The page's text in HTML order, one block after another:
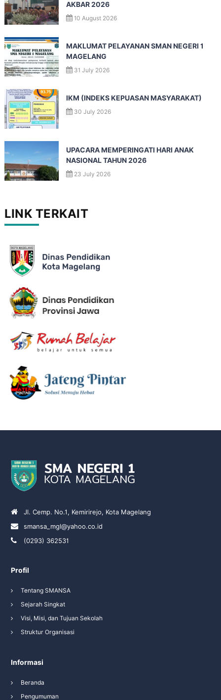
AKBAR 2026
10 August 2026
MAKLUMAT PELAYANAN SMAN NEGERI 1
MAGELANG
31 July 2026
IKM (INDEKS KEPUASAN MASYARAKAT)
30 July 2026
UPACARA MEMPERINGATI HARI ANAK
NASIONAL TAHUN 2026
23 July 2026
LINK TERKAIT
Jl. Cemp. No.1, Kemirirejo, Kota Magelang
smansa_mgl@yahoo.co.id
(0293) 362531
Profil
Tentang SMANSA
Sejarah Singkat
Visi, Misi, dan Tujuan Sekolah
Struktur Organisasi
Informasi
Beranda
Pengumuman